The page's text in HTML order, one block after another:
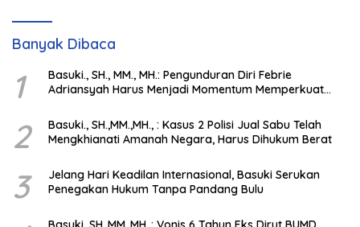
Banyak Dibaca
1
Basuki., SH., MM., MH.: Pengunduran Diri Febrie
Adriansyah Harus Menjadi Momentum Memperkuat
2
Basuki., SH.,MM.,MH., : Kasus 2 Polisi Jual Sabu Telah
Mengkhianati Amanah Negara, Harus Dihukum Berat
3
Jelang Hari Keadilan Internasional, Basuki Serukan
Penegakan Hukum Tanpa Pandang Bulu